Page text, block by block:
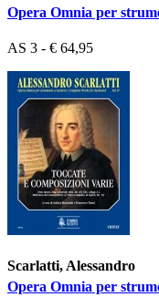
Opera Omnia per
AS 3 - € 64,95
Scarlatti, Alessandro
Opera Omnia per